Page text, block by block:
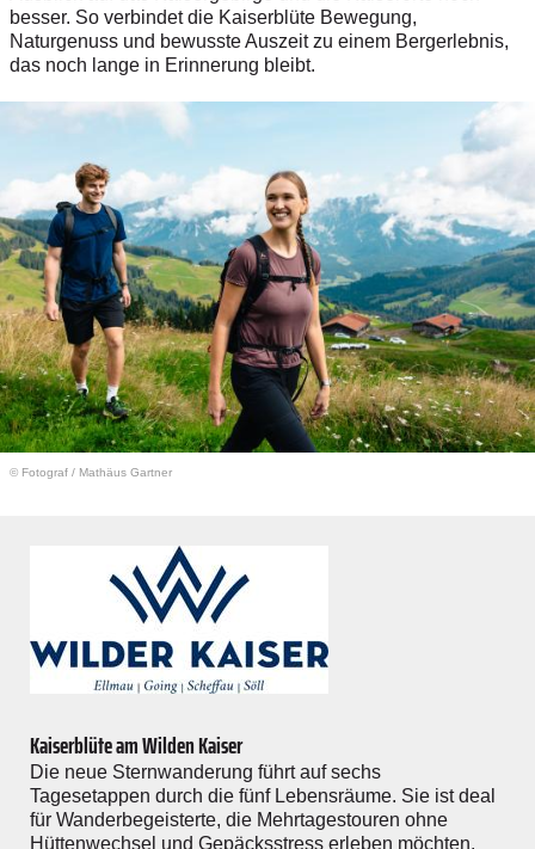
besser. So verbindet die Kaiserblüte Bewegung,
Naturgenuss und bewusste Auszeit zu einem Bergerlebnis,
das noch lange in Erinnerung bleibt.
© Fotograf / Mathäus Gartner
Kaiserblüte am Wilden Kaiser
Die neue Sternwanderung führt auf sechs
Tagesetappen durch die fünf Lebensräume. Sie ist deal
für Wanderbegeisterte, die Mehrtagestouren ohne
Hüttenwechsel und Gepäcksstress erleben möchten.